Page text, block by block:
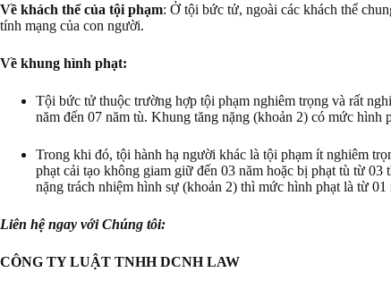
Về khách thể của tội phạm: Ở tội bức tử, ngoài các khách thể
tính mạng của con người.
Về khung hình phạt:
Tội bức tử thuộc trường hợp tội phạm nghiêm trọng và rất
năm đến 07 năm tù. Khung tăng nặng (khoản 2) có mức hình
Trong khi đó, tội hành hạ người khác là tội phạm ít nghiêm
phạt cải tạo không giam giữ đến 03 năm hoặc bị phạt tù từ
nặng trách nhiệm hình sự (khoản 2) thì mức hình phạt là từ 01
Liên hệ ngay với Chúng tôi:
CÔNG TY LUẬT TNHH DCNH LAW